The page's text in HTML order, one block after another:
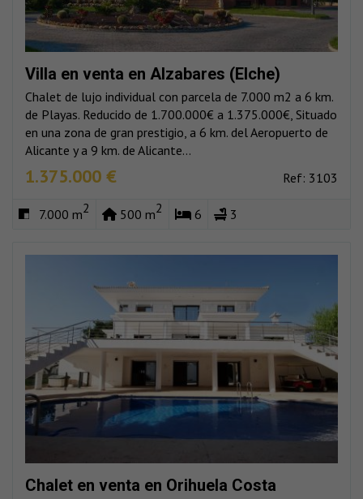
Villa en venta en Alzabares (Elche)
Chalet de lujo individual con parcela de 7.000 m2 a 6 km.
de Playas. Reducido de 1.700.000€ a 1.375.000€, Situado
en una zona de gran prestigio, a 6 km. del Aeropuerto de
Alicante y a 9 km. de Alicante...
1.375.000 € Ref: 3103
7.000 m2 500 m2 6 3
Chalet en venta en Orihuela Costa